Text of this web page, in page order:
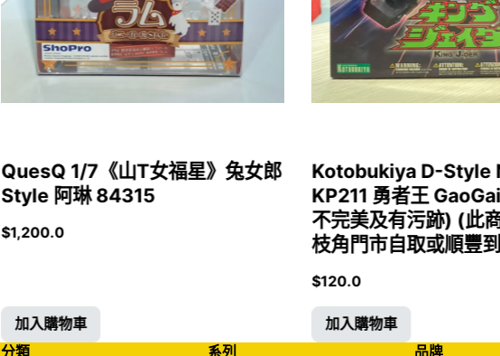
QuesQ 1/7《山T女福星》兔女郎
Style 阿琳 84315
$1,200.0
加入購物車
Kotobukiya D-Style
KP211 勇者王
不完美及有污跡) (此
枝角門市自取或順豐
$120.0
加入購物車
分類
系列 品牌